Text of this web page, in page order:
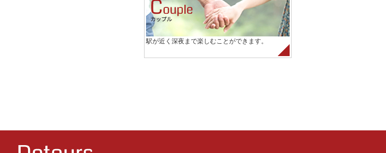
駅が近く深夜まで楽しむことができます。